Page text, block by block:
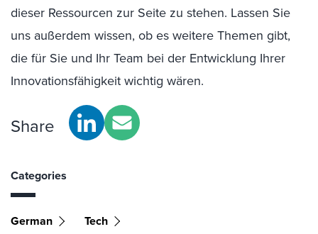
dieser Ressourcen zur Seite zu stehen. Lassen Sie
uns außerdem wissen, ob es weitere Themen gibt,
die für Sie und Ihr Team bei der Entwicklung Ihrer
Innovationsfähigkeit wichtig wären.
Share
Categories
German Tech